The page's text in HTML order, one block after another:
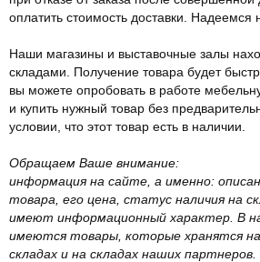
оплатить стоимость доставки.
Наши магазины и выставочные залы
складами. Получение товара будет
вы можете опробовать в работе
и купить нужный товар без
условии, что этот товар есть в наличии.
Обращаем Ваше внимание:
информация на сайте, а именно:
товара, его цена, статус наличия на
имеют информационный характер. В
имеются товары, которые хранятся
складах и на складах наших